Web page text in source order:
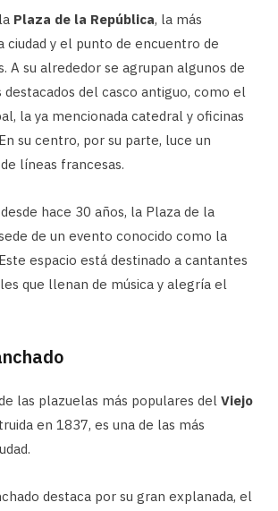
Plaza de la República, la más
ciudad y el punto de encuentro de
A su alrededor se agrupan algunos de
destacados del casco antiguo, como el
la ya mencionada catedral y oficinas
su centro, por su parte, luce un
líneas francesas.
hace 30 años, la Plaza de la
de un evento conocido como la
espacio está destinado a cantantes
que llenan de música y alegría el
las plazuelas más populares del Viejo
en 1837, es una de las más
destaca por su gran explanada, el